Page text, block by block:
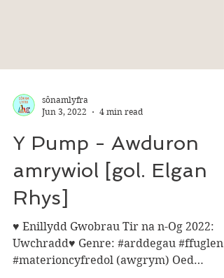
Jun 3, 2022
4 min read
Y Pump - Awduron
amrywiol [gol. Elgan
Rhys]
♥ Enillydd Gwobrau Tir na n-Og 2022: